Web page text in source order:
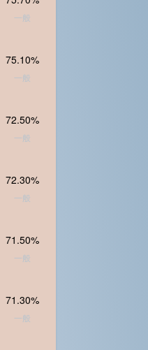
一般
75.10%
一般
72.50%
一般
72.30%
一般
71.50%
一般
71.30%
一般